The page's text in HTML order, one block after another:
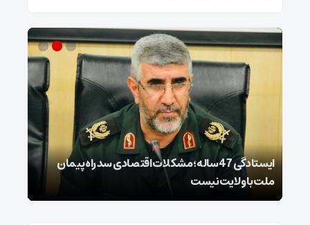
ایستادگی 47 ساله؛ مشکلات اقتصادی سد راه پیمان
ملت با ولایت نیست